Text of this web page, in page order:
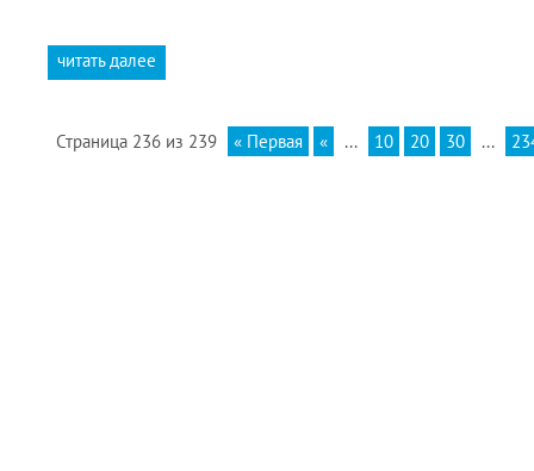
читать далее
Страница 236 из 239 « Первая « ... 10 20 30 ...